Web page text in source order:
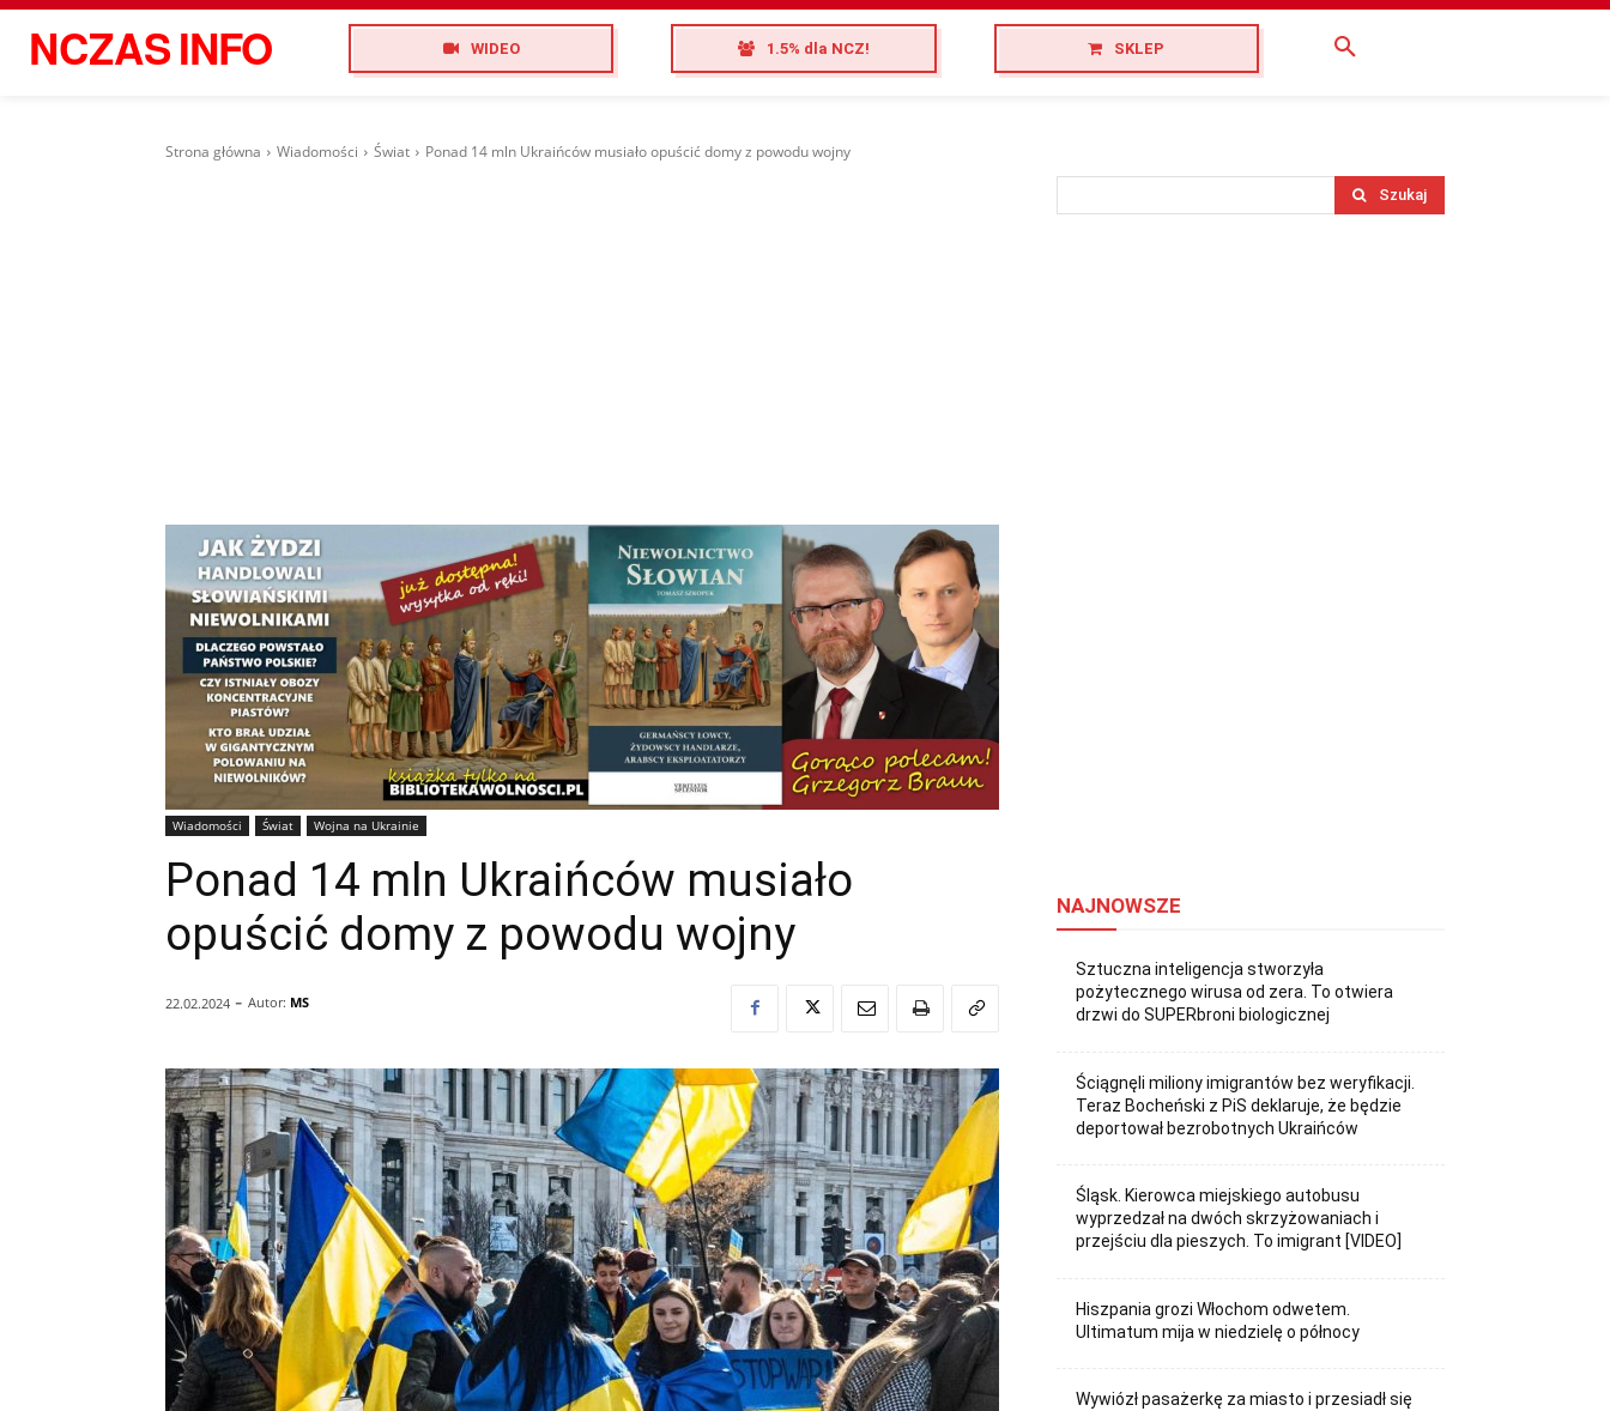
NCZASINFO WIDEO 1.5% dla NCZ! SKLEP
Strona główna Wiadomości Świat Ponad 14 mln Ukraińców musiało opuścić domy z powodu wojny
Wiadomości Świat Wojna na Ukrainie
Ponad 14 mln Ukraińców musiało
opuścić domy z powodu wojny
22.02.2024 - Autor: MS
Szukaj
NAJNOWSZE
Sztuczna inteligencja stworzyła
pożytecznego wirusa od zera. To otwiera
drzwi do SUPERbroni biologicznej
Ściągnęli miliony imigrantów bez weryfikacji.
Teraz Bocheński z PiS deklaruje, że będzie
deportował bezrobotnych Ukraińców
Śląsk. Kierowca miejskiego autobusu
wyprzedzał na dwóch skrzyżowaniach i
przejściu dla pieszych. To imigrant [VIDEO]
Hiszpania grozi Włochom odwetem.
Ultimatum mija w niedzielę o północy
Wywiózł pasażerkę za miasto i przesiadł się